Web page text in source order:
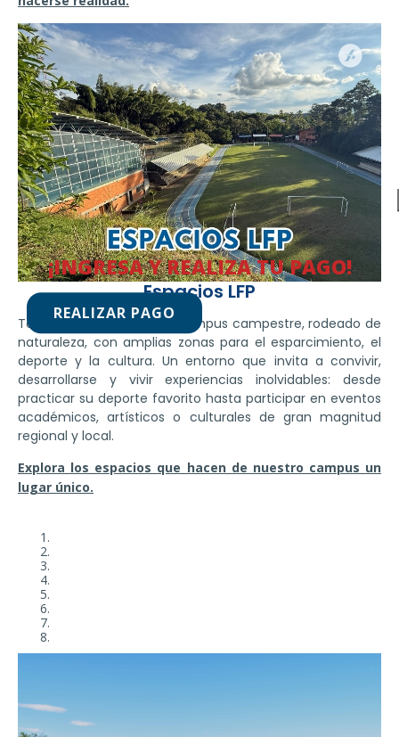
Espacios LFP
Todo esto sucede en un campus campestre, rodeado de
naturaleza, con amplias zonas para el esparcimiento, el
deporte y la cultura. Un entorno que invita a convivir,
desarrollarse y vivir experiencias inolvidables: desde
practicar su deporte favorito hasta participar en eventos
académicos, artísticos o culturales de gran magnitud
regional y local.
Explora los espacios que hacen de nuestro campus un
lugar único.
¡INGRESA Y REALIZA TU PAGO!
REALIZAR PAGO